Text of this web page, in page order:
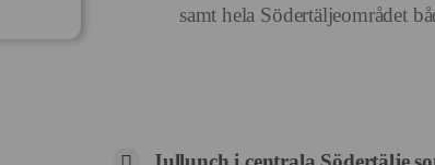
samt hela Södertäljeområdet